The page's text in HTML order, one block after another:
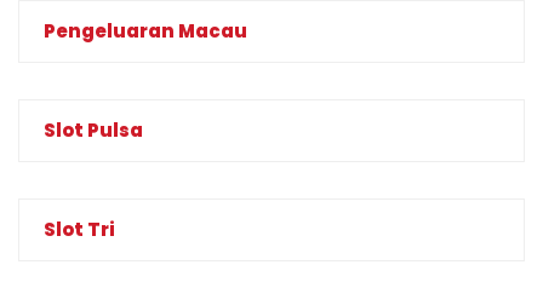
Pengeluaran Macau
Slot Pulsa
Slot Tri